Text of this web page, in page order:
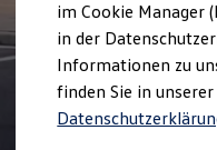
Aktuelle
E-Auto-
Volkswagen
Die ENERGY
Junge
im Cookie Manager
in der
Informationen zu
finden Sie in